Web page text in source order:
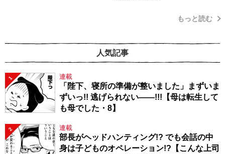
もっと読む
人気記事
1 連載
「陛下、寝所の準備が整いました」まずいま
ずいっ!! 逃げられない――!!!【母は転生して
も母でした・8】
2 連載
部長がヘッドハンティング!? でも会話の中
身は子どものオペレーション!?【こんな上司